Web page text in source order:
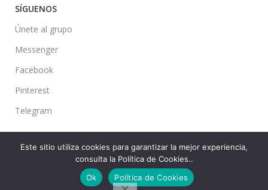
SÍGUENOS
Únete al grupo
Messenger
Facebook
Pinterest
Telegram
Ideas en tu Hogar 2022 Created ByCMS. Premium Blog Solutions.
Este sitio utiliza cookies para garantizar la mejor experiencia,
consulta la Política de Cookies..
Ok
Política de Cookies